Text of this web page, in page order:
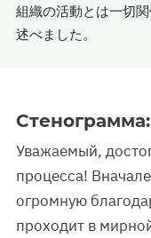
組織の活動とは一切
述べました。
Стенограмма:
Уважаемый,
процесса!
огромную
проходит в